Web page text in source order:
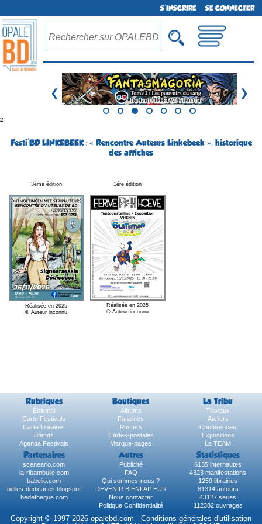
S'INSCRIRE SE CONNECTER
❮ ❯
²
Festi'BD LINKEBEEK : « Rencontre Auteurs Linkebeek », historique
des affiches
3éme édition
Réalisée en 2025
© Auteur inconnu
1ére édition
Réalisée en 2025
© Auteur inconnu
Rubriques Boutiques La Tribu
Éditorial Albums
Travaux
Carte Festivals
Fanzines
Ateliers
Carte Libraires
Posters
Conférences
Stands
Cartes-postales
Expositions
Agenda Festivals
Marque-pages La TEAM
Partenaires Autres Statistiques
sceneario.com Publicité
6135 internautes
la-ribambulle.com
FAQ
4323 manifestations
babelio.com
Qui sommes-nous ?
1259 librairies
belles-dedicaces.blogspot
DEVENIR BIENFAITEUR
81314 auteurs
bedetheque.com
Nous contacter
43127 series
Politique Confidentialité
112382 ouvrages
Copyright © 1997-2026 opalebd.com - Conditions générales d'utilisation